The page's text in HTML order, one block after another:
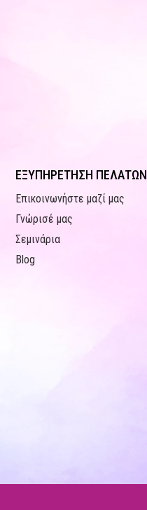
ΕΞΥΠΗΡΕΤΗΣΗ ΠΕΛΑΤΩΝ
Επικοινωνήστε μαζί μας
Γνώρισέ μας
Σεμινάρια
Blog